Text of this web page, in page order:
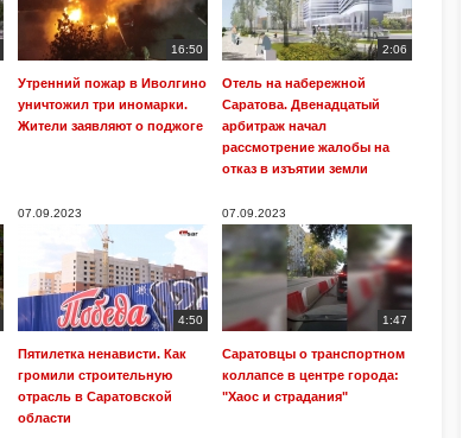
16:50
Утренний пожар в Иволгино
уничтожил три иномарки.
Жители заявляют о поджоге
2:06
Отель на набережной
Саратова. Двенадцатый
арбитраж начал
рассмотрение жалобы на
отказ в изъятии земли
07.09.2023
4:50
Пятилетка ненависти. Как
громили строительную
отрасль в Саратовской
области
07.09.2023
1:47
Саратовцы о транспортном
коллапсе в центре города:
"Хаос и страдания"